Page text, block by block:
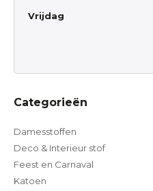
Vrijdag
Categorieën
Damesstoffen
Deco & Interieur stof
Feest en Carnaval
Katoen